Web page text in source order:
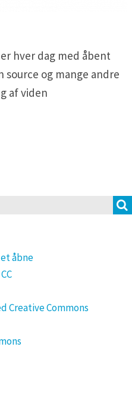
hver dag med åbent
og mange andre
af viden
åbne
Creative Commons